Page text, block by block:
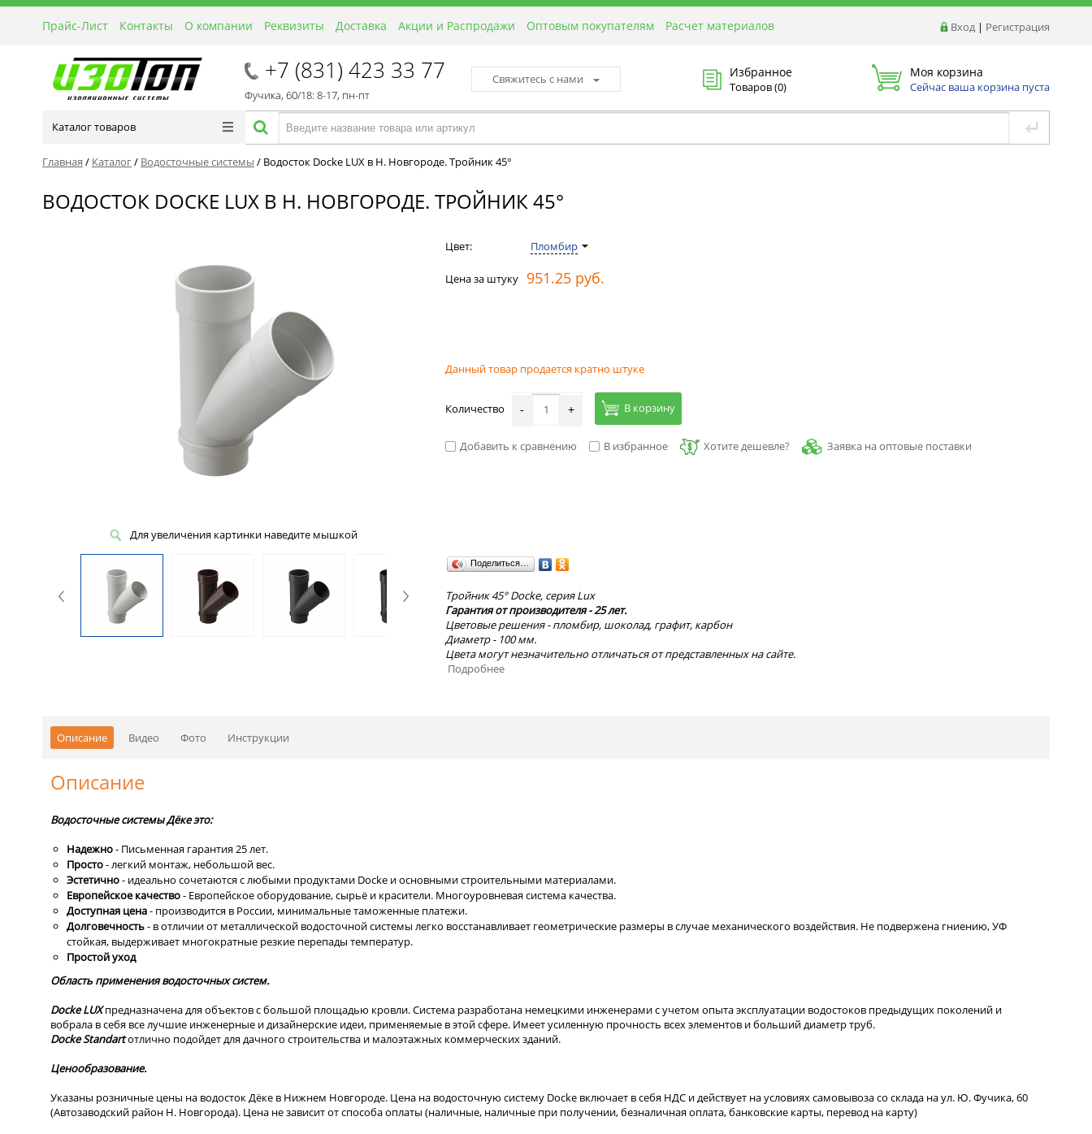
Вход | Регистрация
Прайс-Лист Контакты О компании Реквизиты Доставка Акции и Распродажи Оптовым покупателям Расчет материалов
+7 (831) 423 33 77
Фучика, 60/18: 8-17, пн-пт
Свяжитесь с нами Избранное
Товаров (0)
Моя корзина
Сейчас ваша корзина пуста
Каталог товаров
Главная / Каталог/ Водосточные системы / Водосток Docke LUX в Н. Новгороде. Тройник 45°
ВОДОСТОК DOCKE LUX В Н. НОВГОРОДЕ. ТРОЙНИК 45°
Для увеличения картинки наведите мышкой
Цвет: Пломбир
Цена за штуку 951.25 руб.
Данный товар продается кратно штуке
Количество - + В корзину
Добавить к сравнению В избранное Хотите дешевле? Заявка на оптовые поставки
Поделиться…
Тройник 45° Docke, серия Lux
Гарантия от производителя - 25 лет.
Цветовые решения - пломбир, шоколад, графит, карбон
Диаметр - 100 мм.
Цвета могут незначительно отличаться от представленных на сайте.
Подробнее
Описание Видео Фото Инструкции
Описание
Водосточные системы Дёке это:
Надежно- Письменная гарантия 25 лет.
Просто- легкий монтаж, небольшой вес.
Эстетично- идеально сочетаются с любыми продуктами Docke и основными строительными материалами.
Европейское качество- Европейское оборудование, сырьё и красители. Многоуровневая система качества.
Доступная цена- производится в России, минимальные таможенные платежи.
Долговечность- в отличии от металлической водосточной системы легко восстанавливает геометрические размеры в случае механического воздействия. Не подвержена гниению, УФ
стойкая, выдерживает многократные резкие перепады температур.
Простой уход
Область применения водосточных систем.
Dоcke LUXпредназначена для объектов с большой площадью кровли. Система разработана немецкими инженерами с учетом опыта эксплуатации водостоков предыдущих поколений и
вобрала в себя все лучшие инженерные и дизайнерские идеи, применяемые в этой сфере. Имеет усиленную прочность всех элементов и больший диаметр труб.
Docke Standartотлично подойдет для дачного строительства и малоэтажных коммерческих зданий.
Ценообразование.
Указаны розничные цены на водосток Дёке в Нижнем Новгороде. Цена на водосточную систему Docke включает в себя НДС и действует на условиях самовывоза со склада на ул. Ю. Фучика, 60
(Автозаводский район Н. Новгорода). Цена не зависит от способа оплаты (наличные, наличные при получении, безналичная оплата, банковские карты, перевод на карту)